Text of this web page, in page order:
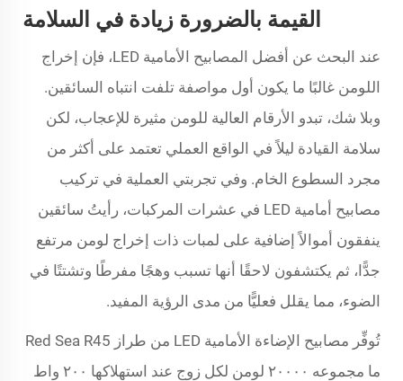
القيمة بالضرورة زيادة في السلامة
عند البحث عن أفضل المصابيح الأمامية LED، فإن إخراج
اللومن غالبًا ما يكون أول مواصفة تلفت انتباه السائقين.
وبلا شك، تبدو الأرقام العالية للومن مثيرة للإعجاب، لكن
سلامة القيادة ليلاً في الواقع العملي تعتمد على أكثر من
مجرد السطوع الخام. وفي تجربتي العملية في تركيب
مصابيح أمامية LED في عشرات المركبات، رأيتُ سائقين
ينفقون أموالاً إضافية على لمبات ذات إخراج لومن مرتفع
جدًّا، ثم يكتشفون لاحقًا أنها تسبب وهجًا مفرطًا وتشتتًا في
الضوء، مما يقلل فعليًّا من مدى الرؤية المفيد.
تُوفِّر مصابيح الإضاءة الأمامية LED من طراز Red Sea R45
ما مجموعه ٢٠٠٠٠ لومن لكل زوج عند استهلاكها ٢٠٠ واط